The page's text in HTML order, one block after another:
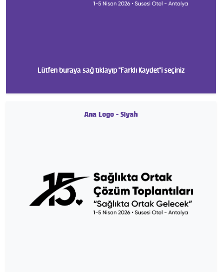
Lütfen buraya sağ tıklayıp "Farklı Kaydet"i seçiniz
Ana Logo - Siyah